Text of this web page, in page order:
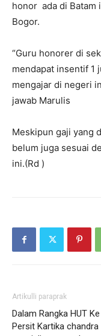
honor ada di Batam
Bogor.
“Guru honorer di
mendapat insentif 1
mengajar di negeri
jawab Marulis
Meskipun gaji yang
belum juga sesuai
ini.(Rd )
Artikulli paraprak
Dalam Rangka HUT Ke
Persit Kartika chandra